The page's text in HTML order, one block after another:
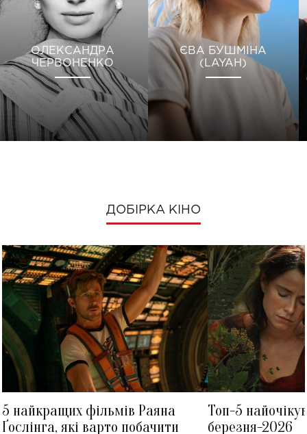
ОЛЕКСАНДРА
ЧЕРВОНЕНКО
ЄВА БУШМІНА
(LAYAH)
ДОБІРКА КІНО
5 найкращих фільмів Раяна
Ґослінга, які варто побачити
Топ-5
березня-2026